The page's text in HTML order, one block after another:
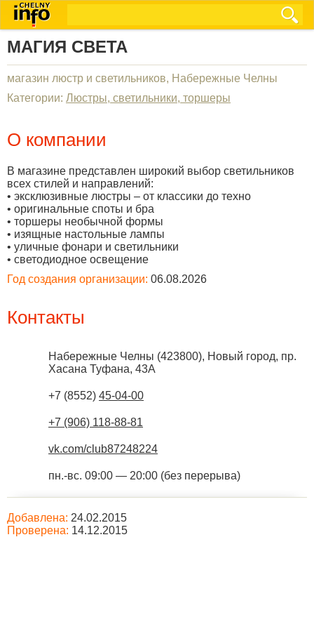
МАГИЯ СВЕТА
магазин люстр и светильников, Набережные Челны
Категории: Люстры, светильники, торшеры
О компании
В магазине представлен широкий выбор светильников
всех стилей и направлений:
• эксклюзивные люстры – от классики до техно
• оригинальные споты и бра
• торшеры необычной формы
• изящные настольные лампы
• уличные фонари и светильники
• светодиодное освещение
Год создания организации: 06.08.2026
Контакты
Набережные Челны (423800), Новый город, пр.
Хасана Туфана, 43А
+7 (8552) 45-04-00
+7 (906) 118-88-81
vk.com/club87248224
пн.-вс. 09:00 — 20:00 (без перерыва)
Добавлена: 24.02.2015
Проверена: 14.12.2015